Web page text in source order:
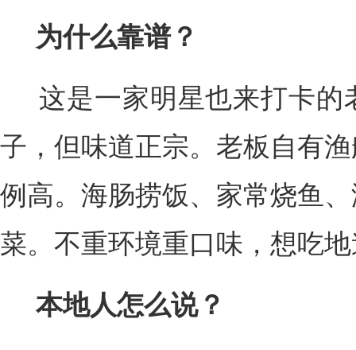
为什么靠谱？
这是一家明星也来打卡的
子，但味道正宗。老板自有
例高。海肠捞饭、家常烧鱼
菜。不重环境重口味，想吃
本地人怎么说？